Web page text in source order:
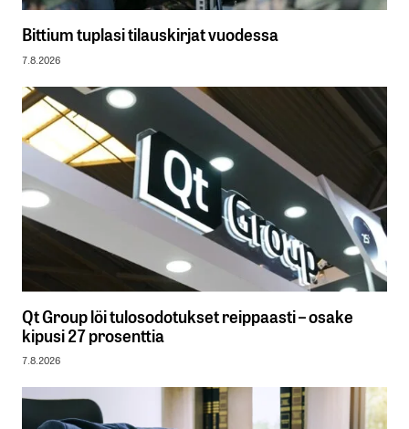
Bittium tuplasi tilauskirjat vuodessa
7.8.2026
Qt Group löi tulosodotukset reippaasti – osake
kipusi 27 prosenttia
7.8.2026